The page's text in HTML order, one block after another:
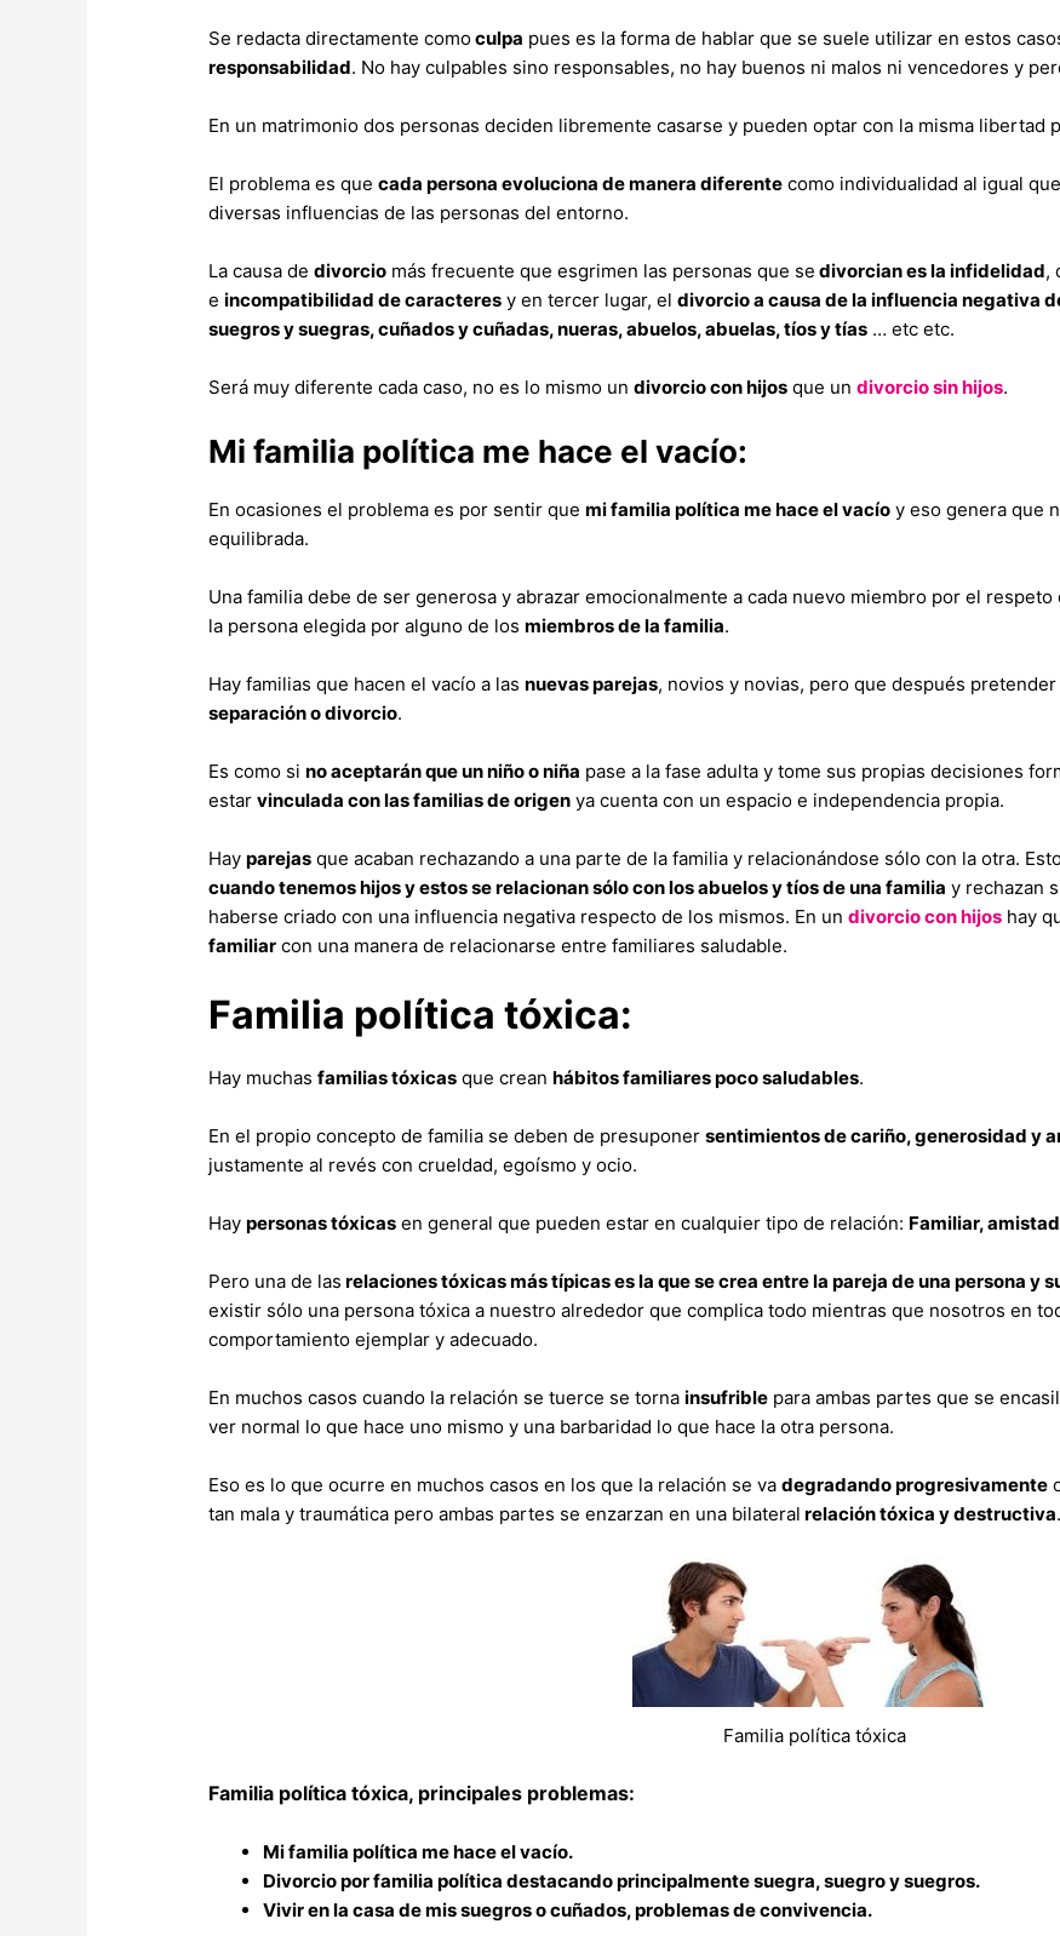
Se redacta directamente comoculpa pues es la forma de hablar que se suele utilizar en estos
responsabilidad. No hay culpables sino responsables, no hay buenos ni malos ni vencedores y
En un matrimonio dos personas deciden libremente casarse y pueden optar con la misma libertad
El problema es quecada persona evoluciona de manera diferente como individualidad al igual
diversas influencias de las personas del entorno.
La causa dedivorcio más frecuente que esgrimen las personas que se divorcian es la infidelidad,
eincompatibilidad de caracteres y en tercer lugar, eldivorcio a causa de la influencia negativa
suegros y suegras, cuñados y cuñadas, nueras, abuelos, abuelas, tíos y tías … etc etc.
Será muy diferente cada caso, no es lo mismo undivorcio con hijos que undivorcio sin hijos.
Mi familia política me hace el vacío:
En ocasiones el problema es por sentir quemi familia política me hace el vacío y eso genera que
equilibrada.
Una familia debe de ser generosa y abrazar emocionalmente a cada nuevo miembro por el
la persona elegida por alguno de losmiembros de la familia.
Hay familias que hacen el vacío a lasnuevas parejas, novios y novias, pero que después
separación o divorcio.
Es como sino aceptarán que un niño o niña pase a la fase adulta y tome sus propias decisiones
estarvinculada con las familias de origen ya cuenta con un espacio e independencia propia.
Hayparejas que acaban rechazando a una parte de la familia y relacionándose sólo con la otra.
cuando tenemos hijos y estos se relacionan sólo con los abuelos y tíos de una familia y rechazan
haberse criado con una influencia negativa respecto de los mismos. En undivorcio con hijos hay
familiar con una manera de relacionarse entre familiares saludable.
Familia política tóxica:
Hay muchasfamilias tóxicas que creanhábitos familiares poco saludables.
En el propio concepto de familia se deben de presuponersentimientos de cariño, generosidad y
justamente al revés con crueldad, egoísmo y ocio.
Haypersonas tóxicas en general que pueden estar en cualquier tipo de relación: Familiar,
Pero una de las relaciones tóxicas más típicas es la que se crea entre la pareja de una persona y
existir sólo una persona tóxica a nuestro alrededor que complica todo mientras que nosotros en
comportamiento ejemplar y adecuado.
En muchos casos cuando la relación se tuerce se tornainsufrible para ambas partes que se
ver normal lo que hace uno mismo y una barbaridad lo que hace la otra persona.
Eso es lo que ocurre en muchos casos en los que la relación se vadegradando progresivamente
tan mala y traumática pero ambas partes se enzarzan en una bilateral relación tóxica y destructiva.
Familia política tóxica
Familia política tóxica, principales problemas:
Mi familia política me hace el vacío.
Divorcio por familia política destacando principalmente suegra, suegro y suegros.
Vivir en la casa de mis suegros o cuñados, problemas de convivencia.